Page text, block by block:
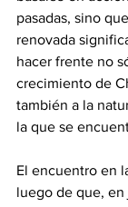
pasadas, sino
renovada
hacer frente no
crecimiento de
también a la
la que se
El encuentro en
luego de que,